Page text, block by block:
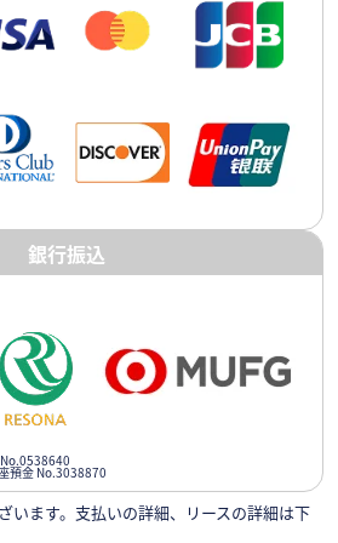
銀行振込
No.0538640
預金 No.3038870
います。支払いの詳細、リースの詳細は下